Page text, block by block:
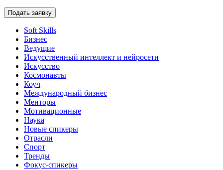
Подать заявку
Soft Skills
Бизнес
Ведущие
Искусственный интеллект и нейросети
Искусство
Космонавты
Коуч
Международный бизнес
Менторы
Мотивационные
Наука
Новые спикеры
Отрасли
Спорт
Тренды
Фокус-спикеры